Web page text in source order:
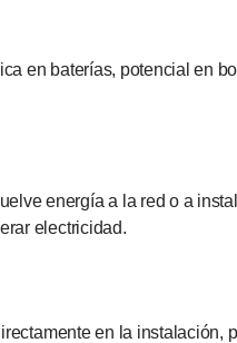
en baterías, potencial en
energía a la red o a
electricidad.
en la